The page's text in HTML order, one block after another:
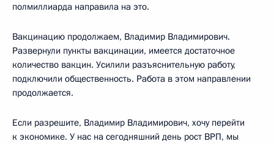
полмиллиарда направила на это.
Вакцинацию продолжаем, Владимир Владимирович.
Развернули пункты вакцинации, имеется достаточное
количество вакцин. Усилили разъяснительную работу,
подключили общественность. Работа в этом направлении
продолжается.
Если разрешите, Владимир Владимирович, хочу перейти
к экономике. У нас на сегодняшний день рост ВРП, мы